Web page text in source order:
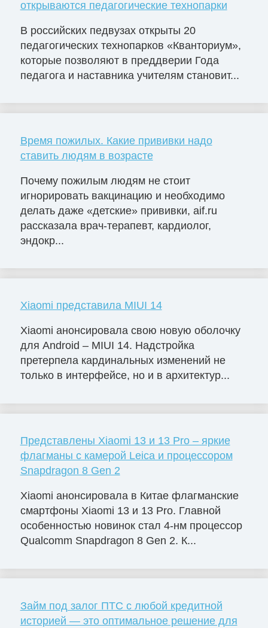
открываются педагогические технопарки
В российских педвузах открыты 20
педагогических технопарков «Кванториум»,
которые позволяют в преддверии Года
педагога и наставника учителям становит...
Время пожилых. Какие прививки надо
ставить людям в возрасте
Почему пожилым людям не стоит
игнорировать вакцинацию и необходимо
делать даже «детские» прививки, aif.ru
рассказала врач-терапевт, кардиолог,
эндокр...
Xiaomi представила MIUI 14
Xiaomi анонсировала свою новую оболочку
для Android – MIUI 14. Надстройка
претерпела кардинальных изменений не
только в интерфейсе, но и в архитектур...
Представлены Xiaomi 13 и 13 Pro – яркие
флагманы с камерой Leica и процессором
Snapdragon 8 Gen 2
Xiaomi анонсировала в Китае флагманские
смартфоны Xiaomi 13 и 13 Pro. Главной
особенностью новинок стал 4-нм процессор
Qualcomm Snapdragon 8 Gen 2. К...
Займ под залог ПТС с любой кредитной
историей — это оптимальное решение для